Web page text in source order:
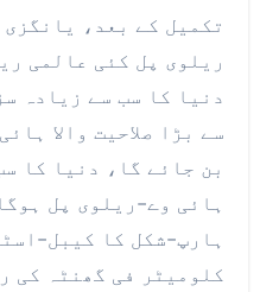
تکمیل کے بعد،
ریلوی پل کئی عالمی
دنیا کا سب سے زیادہ
سے بڑا صلاحیت والا
بن جائے گا، دنیا کا
ہائی وے-ریلوی پل
کلومیٹر فی گھنٹہ کی